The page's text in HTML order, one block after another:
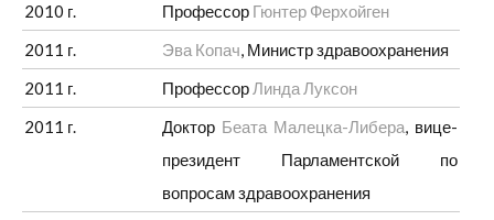
2010 г.
Профессор Гюнтер Ферхойген
2011 г.
Эва Копач, Министр здравоохранения
2011 г.
Профессор Линда Луксон
2011 г.
Доктор Беата Малецка-Либера, вице-
президент Парламентской по
вопросам здравоохранения